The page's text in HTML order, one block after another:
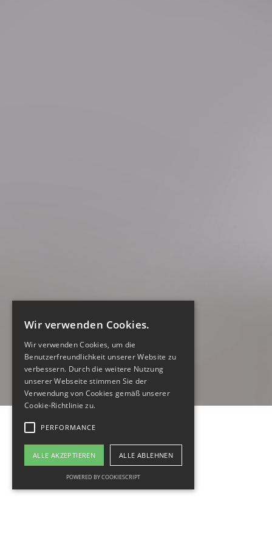
Wir verwenden Cookies.
Wir verwenden Cookies, um die
Benutzerfreundlichkeit unserer Website zu
verbessern. Durch die weitere Nutzung
unserer Webseite stimmen Sie der
Verwendung von Cookies gemäß unserer
Cookie-Richtlinie zu.
PERFORMANCE
ALLE AKZEPTIEREN ALLE ABLEHNEN
POWERED BY COOKIESCRIPT